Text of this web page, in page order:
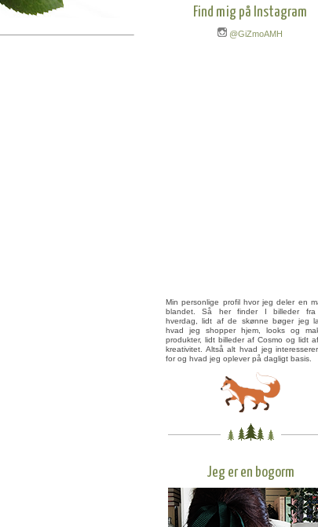
Find mig på Instagram
@GiZmoAMH
Min personlige profil hvor jeg deler en
blandet. Så her finder I billeder fra
hverdag, lidt af de skønne bøger jeg
hvad jeg shopper hjem, looks og
produkter, lidt billeder af Cosmo og lidt
kreativitet. Altså alt hvad jeg
for og hvad jeg oplever på dagligt basis.
Jeg er en bogorm